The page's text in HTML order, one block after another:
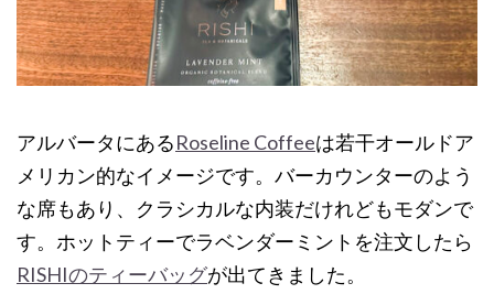
アルバータにあるRoseline Coffeeは若干オールドア
メリカン的なイメージです。バーカウンターのよう
な席もあり、クラシカルな内装だけれどもモダンで
す。ホットティーでラベンダーミントを注文したら
RISHIのティーバッグが出てきました。